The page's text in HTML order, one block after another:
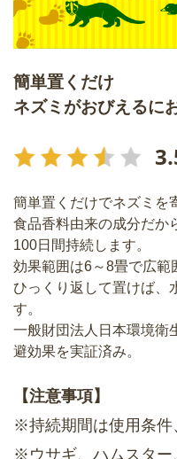
簡単置くだけ
ネズミがおびえるに
簡単置くだけでネズミを
食品香料由来の成分だか
100日間持続します。
効果範囲は6～8畳で広範
ひっくり返して置けば、
す。
一般財団法人日本環境衛
避効果を実証済み。
【注意事項】
※持続期間は使用条件
※ウサギ、ハムスター